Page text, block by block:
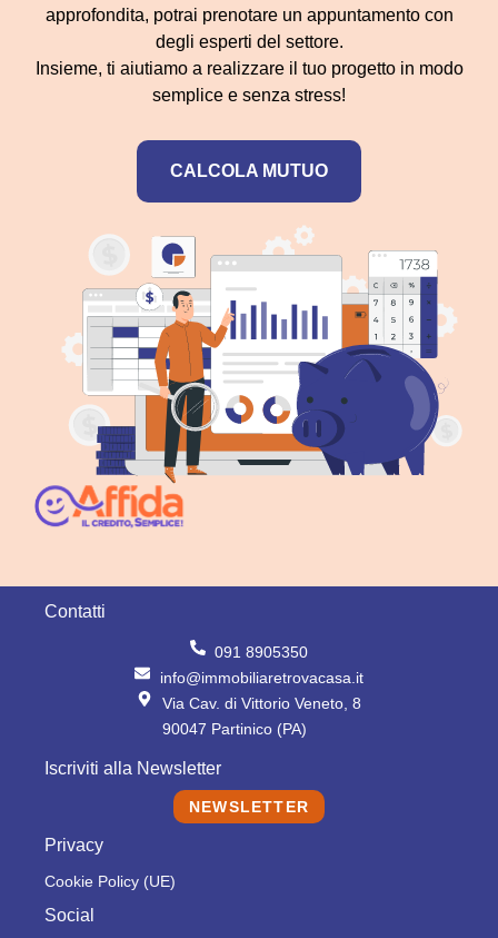
approfondita, potrai prenotare un appuntamento con
degli esperti del settore.
Insieme, ti aiutiamo a realizzare il tuo progetto in modo
semplice e senza stress!
CALCOLA MUTUO
Contatti
091 8905350
info@immobiliaretrovacasa.it
Via Cav. di Vittorio Veneto, 8
90047 Partinico (PA)
Iscriviti alla Newsletter
NEWSLETTER
Privacy
Cookie Policy (UE)
Social